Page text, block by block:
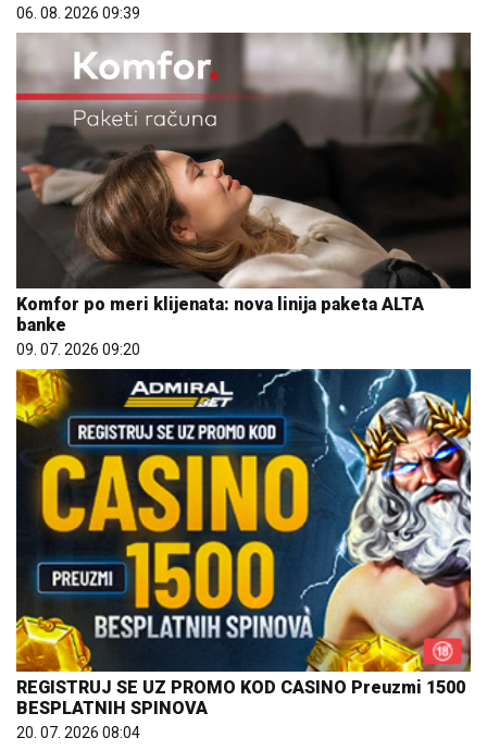
06. 08. 2026 09:39
Komfor po meri klijenata: nova linija paketa ALTA
banke
09. 07. 2026 09:20
REGISTRUJ SE UZ PROMO KOD CASINO Preuzmi 1500
BESPLATNIH SPINOVA
20. 07. 2026 08:04